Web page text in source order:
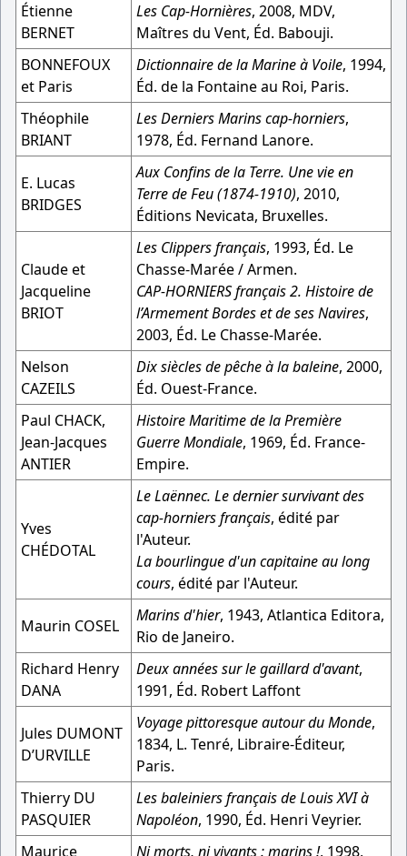
Étienne
BERNET
Les Cap-Hornières, 2008, MDV,
Maîtres du Vent, Éd. Babouji.
BONNEFOUX
et Paris
Dictionnaire de la Marine à Voile, 1994,
Éd. de la Fontaine au Roi, Paris.
Théophile
BRIANT
Les Derniers Marins cap-horniers,
1978, Éd. Fernand Lanore.
E. Lucas
BRIDGES
Aux Confins de la Terre. Une vie en
Terre de Feu (1874-1910), 2010,
Éditions Nevicata, Bruxelles.
Claude et
Jacqueline
BRIOT
Les Clippers français, 1993, Éd. Le
Chasse-Marée / Armen.
CAP-HORNIERS français 2. Histoire de
l’Armement Bordes et de ses Navires,
2003, Éd. Le Chasse-Marée.
Nelson
CAZEILS
Dix siècles de pêche à la baleine, 2000,
Éd. Ouest-France.
Paul CHACK,
Jean-Jacques
ANTIER
Histoire Maritime de la Première
Guerre Mondiale, 1969, Éd. France-
Empire.
Yves
CHÉDOTAL
Le Laënnec. Le dernier survivant des
cap-horniers français, édité par
l'Auteur.
La bourlingue d'un capitaine au long
cours, édité par l'Auteur.
Maurin COSEL
Marins d'hier, 1943, Atlantica Editora,
Rio de Janeiro.
Richard Henry
DANA
Deux années sur le gaillard d'avant,
1991, Éd. Robert Laffont
Jules DUMONT
D’URVILLE
Voyage pittoresque autour du Monde,
1834, L. Tenré, Libraire-Éditeur,
Paris.
Thierry DU
PASQUIER
Les baleiniers français de Louis XVI à
Napoléon, 1990, Éd. Henri Veyrier.
Maurice
Ni morts, ni vivants : marins !, 1998,